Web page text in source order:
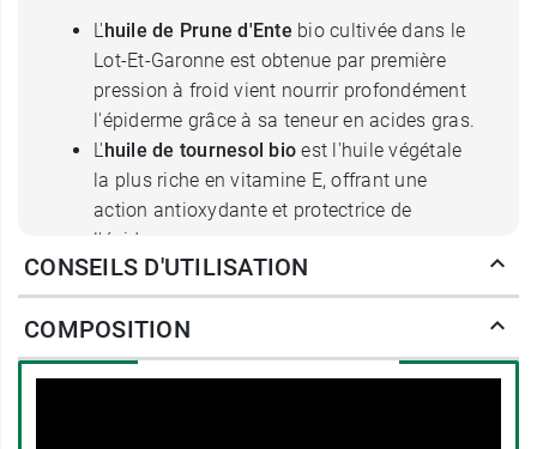
L'huile de Prune d'Ente bio cultivée dans le
Lot-Et-Garonne est obtenue par première
pression à froid vient nourrir profondément
l'épiderme grâce à sa teneur en acides gras.
L'huile de tournesol bio est l'huile végétale
la plus riche en vitamine E, offrant une
action antioxydante et protectrice de
l'épiderme.
Lebeurre de Karité Bioest riche en
vitamine A et en vitamine E conférant des
vertus assouplissantes, protectrices,
nourrissantes, hydratantes et régénérantes.
CONSEILS D'UTILISATION
COMPOSITION